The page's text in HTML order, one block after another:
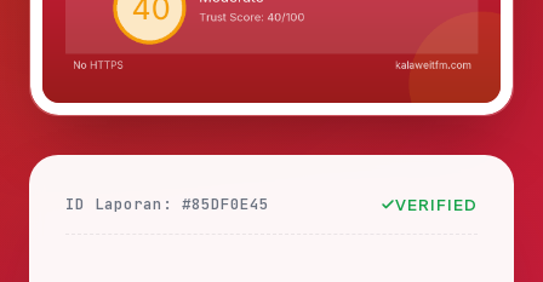
ID Laporan: #85DF0E45 VERIFIED